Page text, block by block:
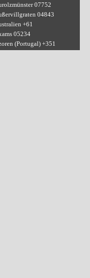
07752
04843
+61
05234
(Portugal) +351